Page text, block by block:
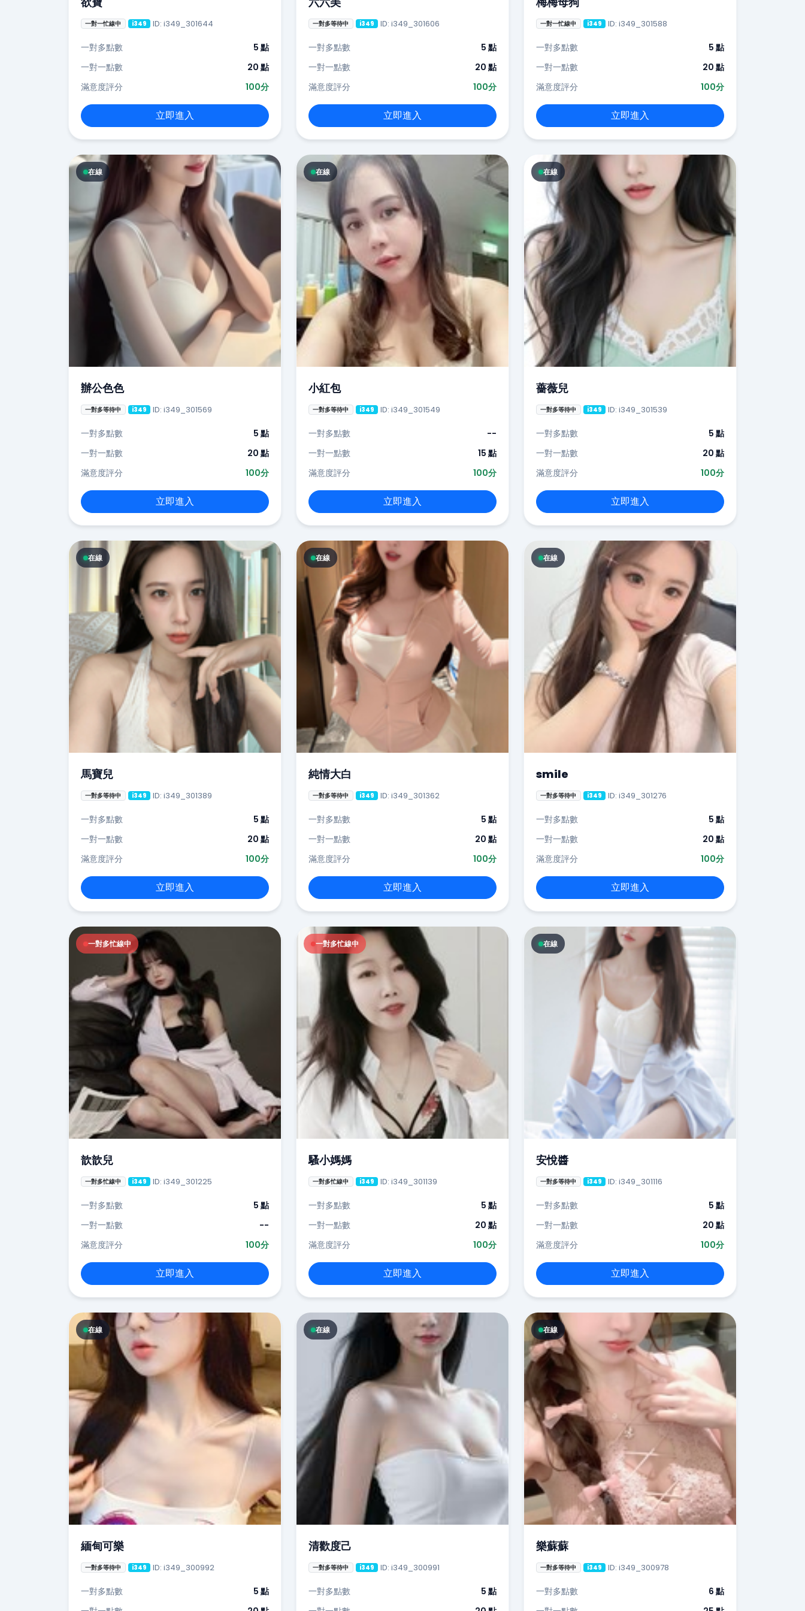
一對一忙線中 i349 ID: i349_301644
一對多點數
5 點
一對一點數
20 點
滿意度評分
100分
立即進入
一對多等待中 i349 ID: i349_301606
一對多點數
5 點
一對一點數
20 點
滿意度評分
100分
立即進入
一對一忙線中 i349 ID: i349_301588
一對多點數
5 點
一對一點數
20 點
滿意度評分
100分
立即進入
在線
辦公色色
一對多等待中 i349 ID: i349_301569
一對多點數
5 點
一對一點數
20 點
滿意度評分
100分
立即進入
在線
小紅包
一對多等待中 i349 ID: i349_301549
一對多點數
--
一對一點數
15 點
滿意度評分
100分
立即進入
在線
薔薇兒
一對多等待中 i349 ID: i349_301539
一對多點數
5 點
一對一點數
20 點
滿意度評分
100分
立即進入
在線
馬寶兒
一對多等待中 i349 ID: i349_301389
一對多點數
5 點
一對一點數
20 點
滿意度評分
100分
立即進入
在線
純情大白
一對多等待中 i349 ID: i349_301362
一對多點數
5 點
一對一點數
20 點
滿意度評分
100分
立即進入
在線
smile
一對多等待中 i349 ID: i349_301276
一對多點數
5 點
一對一點數
20 點
滿意度評分
100分
立即進入
一對多忙線中
歆歆兒
一對多忙線中 i349 ID: i349_301225
一對多點數
5 點
一對一點數
--
滿意度評分
100分
立即進入
一對多忙線中
騷小媽媽
一對多忙線中 i349 ID: i349_301139
一對多點數
5 點
一對一點數
20 點
滿意度評分
100分
立即進入
在線
安悅醬
一對多等待中 i349 ID: i349_301116
一對多點數
5 點
一對一點數
20 點
滿意度評分
100分
立即進入
在線
緬甸可樂
一對多等待中 i349 ID: i349_300992
一對多點數
5 點
在線
清歡度己
一對多等待中 i349 ID: i349_300991
一對多點數
5 點
在線
樂蘇蘇
一對多等待中 i349 ID: i349_300978
一對多點數
6 點